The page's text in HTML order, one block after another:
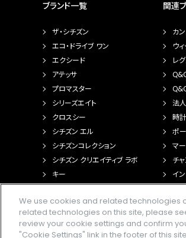
ブランド一覧
ザ・シチズン
エコ・ドライブ ワン
エクシード
アテッサ
プロマスター
シリーズエイト
クロスシー
シチズン エル
シチズンコレクション
シチズン クリエイティブ ラボ
キー
関連
カ
ウ
レ
法
時
ポ
マ
チ
イ
We use cookies and related technologies
related technologies on this site, please
review your cookie settings and confirm
"Cookie Settings" link in the footer of this